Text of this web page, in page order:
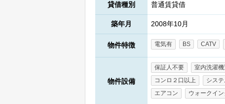
貸借種別 普通賃貸借
築年月 2008年10月
物件特徴 電気有 BS CATV
物件設備
保証人不要 室内洗濯
コンロ２口以上
シス
エアコン
ウォークイ